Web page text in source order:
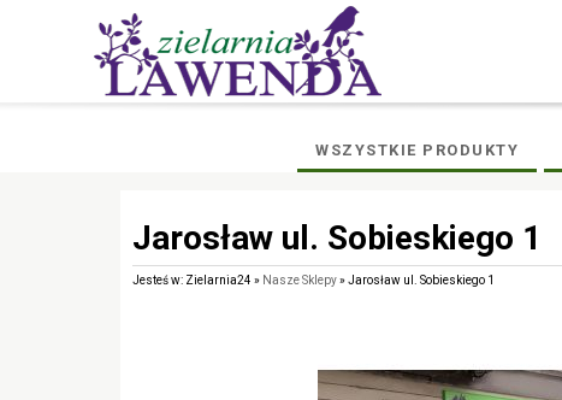
WSZYSTKIE PRODUKTY
Jarosław ul. Sobieskiego 1
Jesteś w: Zielarnia24 » Nasze Sklepy» Jarosław ul. Sobieskiego 1